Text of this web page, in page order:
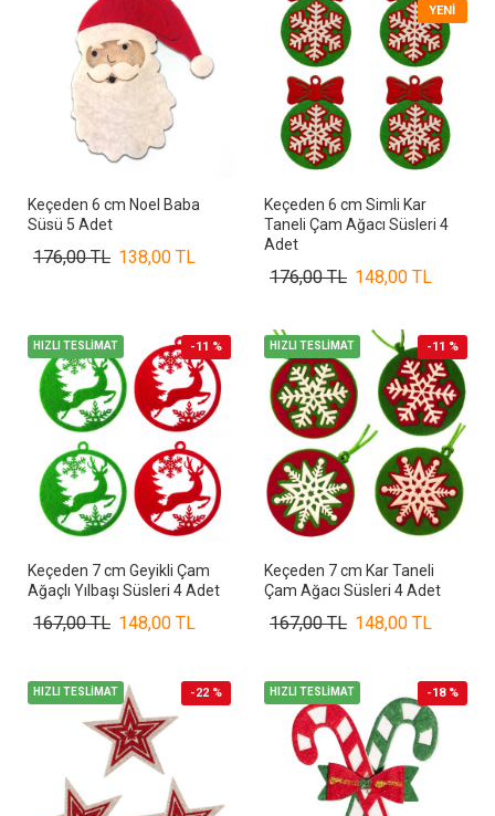
Keçeden 6 cm Noel Baba
Süsü 5 Adet
138,00 TL
176,00 TL
YENI
Keçeden 6 cm Simli Kar
Taneli Çam Ağacı Süsleri 4
Adet
148,00 TL
176,00 TL
HIZLI TESLİMAT -11 %
Keçeden 7 cm Geyikli Çam
Ağaçlı Yılbaşı Süsleri 4 Adet
148,00 TL
167,00 TL
HIZLI TESLİMAT -11 %
Keçeden 7 cm Kar Taneli
Çam Ağacı Süsleri 4 Adet
148,00 TL
167,00 TL
HIZLI TESLİMAT -22 % HIZLI TESLİMAT -18 %